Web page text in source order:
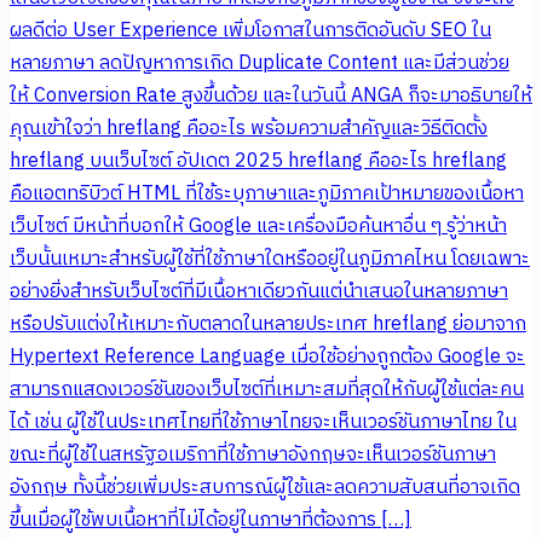
ผลดีต่อ User Experience เพิ่มโอกาสในการติดอันดับ SEO ใน
หลายภาษา ลดปัญหาการเกิด Duplicate Content และมีส่วนช่วย
ให้ Conversion Rate สูงขึ้นด้วย และในวันนี้ ANGA ก็จะมาอธิบายให้
คุณเข้าใจว่า hreflang คืออะไร พร้อมความสำคัญและวิธีติดตั้ง
hreflang บนเว็บไซต์ อัปเดต 2025 hreflang คืออะไร hreflang
คือแอตทริบิวต์ HTML ที่ใช้ระบุภาษาและภูมิภาคเป้าหมายของเนื้อหา
เว็บไซต์ มีหน้าที่บอกให้ Google และเครื่องมือค้นหาอื่น ๆ รู้ว่าหน้า
เว็บนั้นเหมาะสำหรับผู้ใช้ที่ใช้ภาษาใดหรืออยู่ในภูมิภาคไหน โดยเฉพาะ
อย่างยิ่งสำหรับเว็บไซต์ที่มีเนื้อหาเดียวกันแต่นำเสนอในหลายภาษา
หรือปรับแต่งให้เหมาะกับตลาดในหลายประเทศ hreflang ย่อมาจาก
Hypertext Reference Language เมื่อใช้อย่างถูกต้อง Google จะ
สามารถแสดงเวอร์ชันของเว็บไซต์ที่เหมาะสมที่สุดให้กับผู้ใช้แต่ละคน
ได้ เช่น ผู้ใช้ในประเทศไทยที่ใช้ภาษาไทยจะเห็นเวอร์ชันภาษาไทย ใน
ขณะที่ผู้ใช้ในสหรัฐอเมริกาที่ใช้ภาษาอังกฤษจะเห็นเวอร์ชันภาษา
อังกฤษ ทั้งนี้ช่วยเพิ่มประสบการณ์ผู้ใช้และลดความสับสนที่อาจเกิด
ขึ้นเมื่อผู้ใช้พบเนื้อหาที่ไม่ได้อยู่ในภาษาที่ต้องการ […]